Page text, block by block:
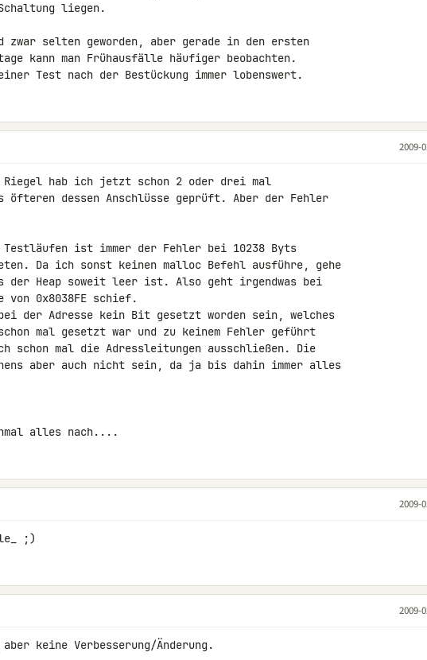
liegen.
zwar selten geworden, aber gerade in den ersten
kann man Frühausfälle häufiger beobachten.
Test nach der Bestückung immer lobenswert.
2009-
Riegel hab ich jetzt schon 2 oder drei mal
öfteren dessen Anschlüsse geprüft. Aber der Fehler
Testläufen ist immer der Fehler bei 10238 Byts
Da ich sonst keinen malloc Befehl ausführe, gehe
der Heap soweit leer ist. Also geht irgendwas bei
von 0x8038FE schief.
der Adresse kein Bit gesetzt worden sein, welches
mal gesetzt war und zu keinem Fehler geführt
schon mal die Adressleitungen ausschließen. Die
aber auch nicht sein, da ja bis dahin immer alles
alles nach....
2009-
;)
2009-
keine Verbesserung/Änderung.